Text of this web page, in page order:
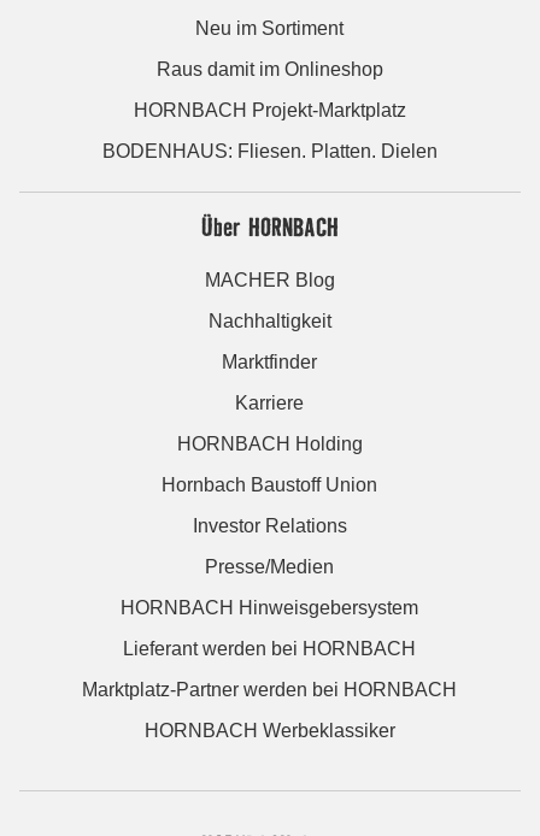
Neu im Sortiment
Raus damit im Onlineshop
HORNBACH Projekt-Marktplatz
BODENHAUS: Fliesen. Platten. Dielen
Über HORNBACH
MACHER Blog
Nachhaltigkeit
Marktfinder
Karriere
HORNBACH Holding
Hornbach Baustoff Union
Investor Relations
Presse/Medien
HORNBACH Hinweisgebersystem
Lieferant werden bei HORNBACH
Marktplatz-Partner werden bei HORNBACH
HORNBACH Werbeklassiker